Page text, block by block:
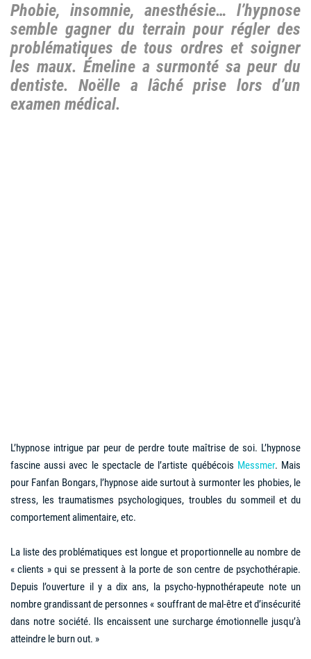
Phobie, insomnie, anesthésie… l’hypnose
semble gagner du terrain pour régler des
problématiques de tous ordres et soigner
les maux. Émeline a surmonté sa peur du
dentiste. Noëlle a lâché prise lors d’un
examen médical.
L’hypnose intrigue par peur de perdre toute maîtrise de soi. L’hypnose
fascine aussi avec le spectacle de l’artiste québécois Messmer. Mais
pour Fanfan Bongars, l’hypnose aide surtout à surmonter les phobies, le
stress, les traumatismes psychologiques, troubles du sommeil et du
comportement alimentaire, etc.
La liste des problématiques est longue et proportionnelle au nombre de
« clients » qui se pressent à la porte de son centre de psychothérapie.
Depuis l’ouverture il y a dix ans, la psycho-hypnothérapeute note un
nombre grandissant de personnes « souffrant de mal-être et d’insécurité
dans notre société. Ils encaissent une surcharge émotionnelle jusqu’à
atteindre le burn out. »